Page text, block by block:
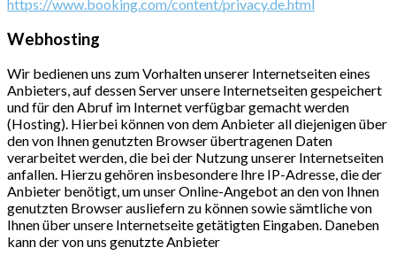
https://www.booking.com/content/privacy.de.html
Webhosting
Wir bedienen uns zum Vorhalten unserer Internetseiten eines
Anbieters, auf dessen Server unsere Internetseiten gespeichert
und für den Abruf im Internet verfügbar gemacht werden
(Hosting). Hierbei können von dem Anbieter all diejenigen über
den von Ihnen genutzten Browser übertragenen Daten
verarbeitet werden, die bei der Nutzung unserer Internetseiten
anfallen. Hierzu gehören insbesondere Ihre IP-Adresse, die der
Anbieter benötigt, um unser Online-Angebot an den von Ihnen
genutzten Browser ausliefern zu können sowie sämtliche von
Ihnen über unsere Internetseite getätigten Eingaben. Daneben
kann der von uns genutzte Anbieter